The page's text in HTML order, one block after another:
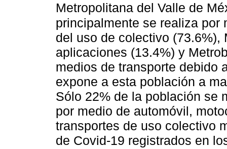
Metropolitana del Valle de
principalmente se realiza por
del uso de colectivo (73.6%),
aplicaciones (13.4%) y
medios de transporte debido
expone a esta población a
Sólo 22% de la población se
por medio de automóvil,
transportes de uso colectivo
de Covid-19 registrados en